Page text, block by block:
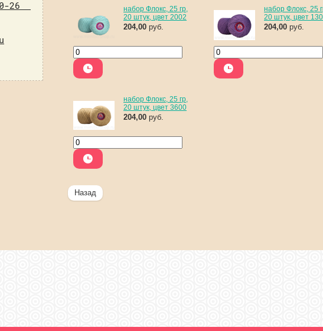
набор Флокс, 25 гр,
20 штук, цвет 2002
204,00 руб.
набор Флокс, 25
20 штук, цвет
204,00 руб.
набор Флокс, 25 гр,
20 штук, цвет 3600
204,00 руб.
Назад
26